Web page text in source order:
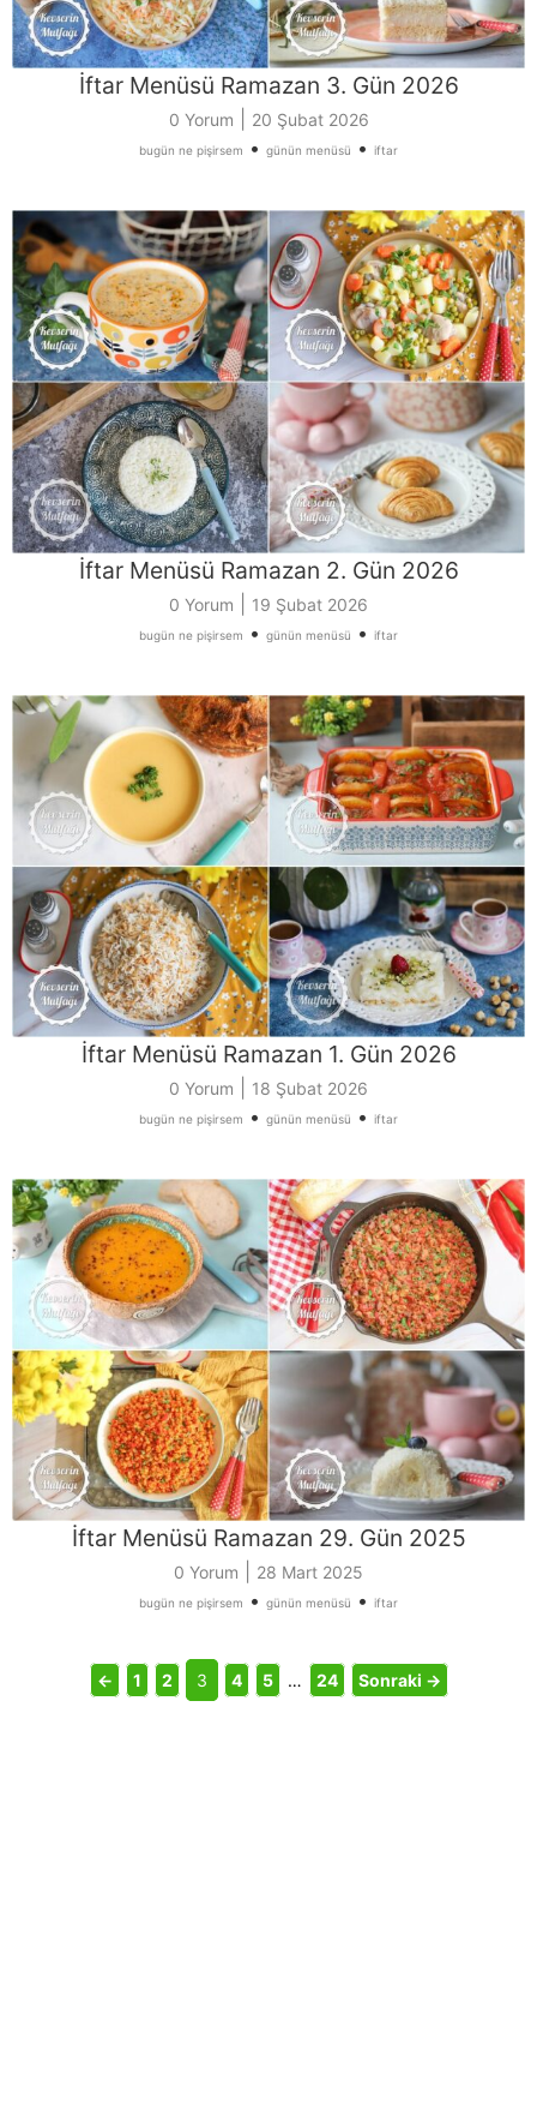
İftar Menüsü Ramazan 3. Gün 2026
0 Yorum 20 Şubat 2026
bugün ne pişirsem • günün menüsü • iftar
İftar Menüsü Ramazan 2. Gün 2026
0 Yorum 19 Şubat 2026
bugün ne pişirsem • günün menüsü • iftar
İftar Menüsü Ramazan 1. Gün 2026
0 Yorum 18 Şubat 2026
bugün ne pişirsem • günün menüsü • iftar
İftar Menüsü Ramazan 29. Gün 2025
0 Yorum 28 Mart 2025
bugün ne pişirsem • günün menüsü • iftar
← 1 2 3 4 5 … 24 Sonraki →